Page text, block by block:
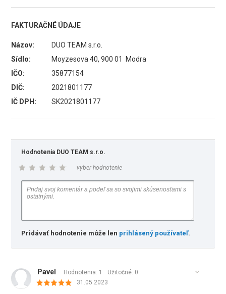
FAKTURAČNÉ ÚDAJE
Názov:
DUO TEAM s.r.o.
Sídlo:
Moyzesova 40, 900 01 Modra
IČO:
35877154
DIČ:
2021801177
IČ DPH:
SK2021801177
Hodnotenia DUO TEAM s.r.o.
vyber hodnotenie
Pridávať hodnotenie môže len prihlásený používateľ.
Pavel Hodnotenia: 1 Užitočné: 0
31.05.2023